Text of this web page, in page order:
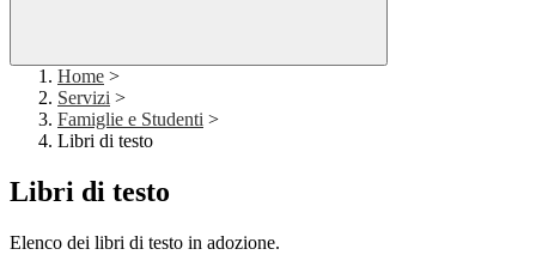
Home >
Servizi >
Famiglie e Studenti >
Libri di testo
Libri di testo
Elenco dei libri di testo in adozione.